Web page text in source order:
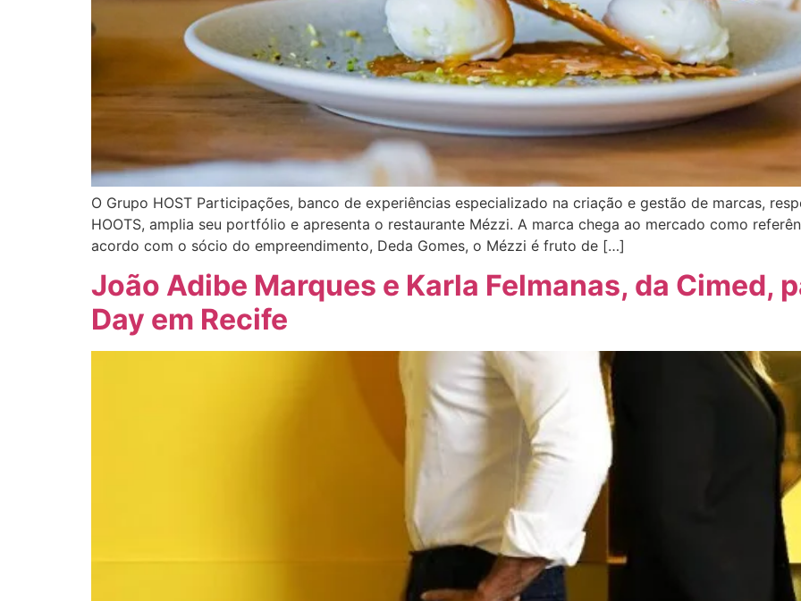
O Grupo HOST Participações, banco de experiências especializado na criação e gestão de marcas,
HOOTS, amplia seu portfólio e apresenta o restaurante Mézzi. A marca chega ao mercado como
acordo com o sócio do empreendimento, Deda Gomes, o Mézzi é fruto de […]
João Adibe Marques e Karla Felmanas, da Cimed,
Day em Recife